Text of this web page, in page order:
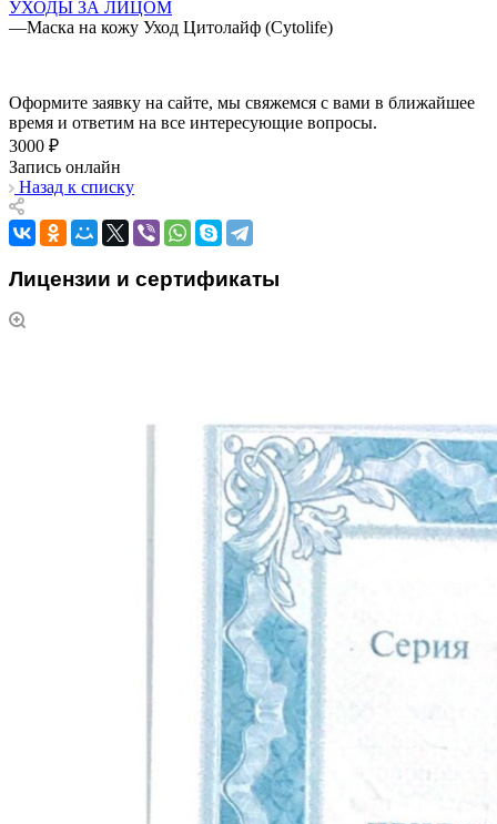
УХОДЫ ЗА ЛИЦОМ
—Маска на кожу Уход Цитолайф (Cytolife)
Оформите заявку на сайте, мы свяжемся с вами в ближайшее
время и ответим на все интересующие вопросы.
3000 ₽
Запись онлайн
Назад к списку
Лицензии и сертификаты